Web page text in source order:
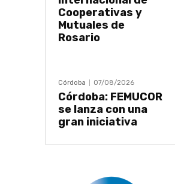
Cooperativas y
Mutuales de
Rosario
Córdoba 07/08/2026
Córdoba: FEMUCOR
se lanza con una
gran iniciativa